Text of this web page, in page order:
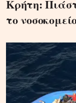
Κρήτη:
το